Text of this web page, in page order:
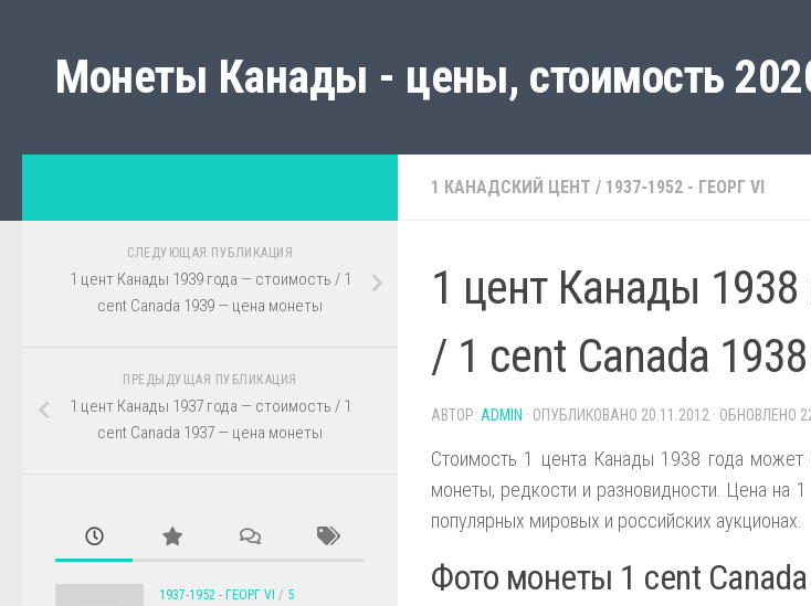
Монеты Канады - цены, стоимость
1 КАНАДСКИЙ ЦЕНТ / 1937-1952 - ГЕОРГ VI
1 цент Канады
/ 1 cent Canada
АВТОР: ADMIN · ОПУБЛИКОВАНО 20.11.2012 · ОБНОВЛЕНО
Стоимость 1 цента Канады 1938 года может
монеты, редкости и разновидности. Цена на
популярных мировых и российских аукционах.
Фото монеты 1 cent
СЛЕДУЮЩАЯ ПУБЛИКАЦИЯ
1 цент Канады 1939 года — стоимость / 1
cent Canada 1939 — цена монеты
ПРЕДЫДУЩАЯ ПУБЛИКАЦИЯ
1 цент Канады 1937 года — стоимость / 1
cent Canada 1937 — цена монеты
1937-1952 - ГЕОРГ VI / 5